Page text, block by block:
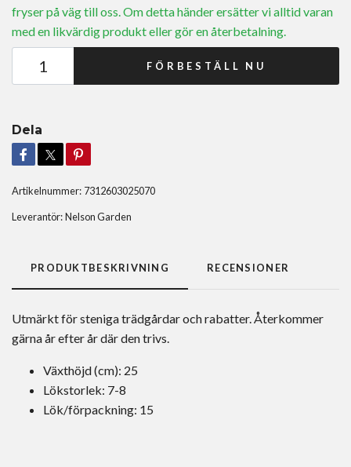
fryser på väg till oss. Om detta händer ersätter vi alltid varan
med en likvärdig produkt eller gör en återbetalning.
FÖRBESTÄLL NU
Dela
Artikelnummer: 7312603025070
Leverantör:Nelson Garden
PRODUKTBESKRIVNING RECENSIONER
Utmärkt för steniga trädgårdar och rabatter. Återkommer
gärna år efter år där den trivs.
Växthöjd (cm): 25
Lökstorlek: 7-8
Lök/förpackning: 15